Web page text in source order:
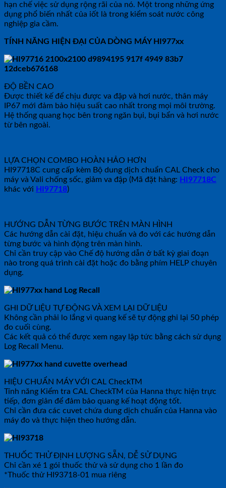
hạn chế việc sử dụng rộng rãi của nó. Một trong những ứng
dụng phổ biến nhất của iốt là trong kiểm soát nước công
nghiệp gia cầm.
TÍNH NĂNG HIỆN ĐẠI CỦA DÒNG MÁY HI977xx
ĐỘ BỀN CAO
Được thiết kế để chịu được va đập và hơi nước, thân máy
IP67 mới đảm bảo hiệu suất cao nhất trong mọi môi trường.
Hệ thống quang học bên trong ngăn bụi, bụi bẩn và hơi nước
từ bên ngoài.
LỰA CHỌN COMBO HOÀN HẢO HƠN
HI97718C cung cấp kèm Bộ dung dịch chuẩn CAL Check cho
máy và Vali chống sốc, giảm va đập (Mã đặt hàng: HI97718C
khác với HI97718)
HƯỚNG DẪN TỪNG BƯỚC TRÊN MÀN HÌNH
Các hướng dẫn cài đặt, hiệu chuẩn và đo với các hướng dẫn
từng bước và hình động trên màn hình.
Chỉ cần truy cập vào Chế độ hướng dẫn ở bất kỳ giai đoạn
nào trong quá trình cài đặt hoặc đo bằng phím HELP chuyên
dụng.
GHI DỮ LIỆU TỰ ĐỘNG VÀ XEM LẠI DỮ LIỆU
Không cần phải lo lắng vì quang kế sẽ tự động ghi lại 50 phép
đo cuối cùng.
Các kết quả có thể được xem ngay lập tức bằng cách sử dụng
Log Recall Menu.
HIỆU CHUẨN MÁY VỚI CAL CheckTM
Tính năng Kiểm tra CAL CheckTM của Hanna thực hiện trực
tiếp, đơn giản để đảm bảo quang kế hoạt động tốt.
Chỉ cần đưa các cuvet chứa dung dịch chuẩn của Hanna vào
máy đo và thực hiện theo hướng dẫn.
THUỐC THỬ ĐỊNH LƯỢNG SẴN, DỄ SỬ DỤNG
Chỉ cần xé 1 gói thuốc thử và sử dụng cho 1 lần đo
*Thuốc thử HI93718-01 mua riêng